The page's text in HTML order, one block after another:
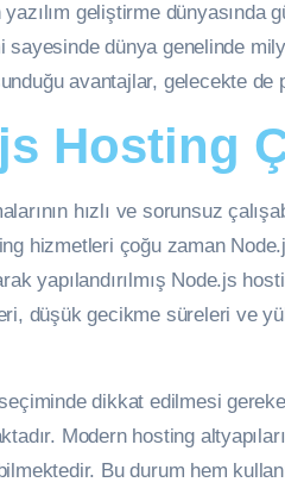
geliştirme dünyasında
sayesinde dünya genelinde
avantajlar, gelecekte de
Hosting
hızlı ve sorunsuz
hizmetleri çoğu zaman
yapılandırılmış Node.js
düşük gecikme süreleri ve
dikkat edilmesi
Modern hosting
Bu durum hem